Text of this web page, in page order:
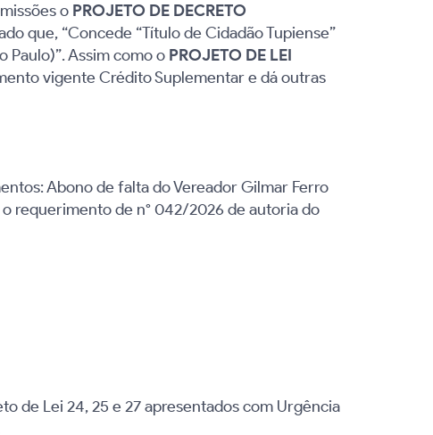
o PROJETO DE DECRETO
que, “Concede “Título de Cidadão Tupiense”
Paulo)”. Assim como o PROJETO DE LEI
vigente Crédito Suplementar e dá outras
Abono de falta do Vereador Gilmar Ferro
requerimento de n°042/2026 de autoria do
de Lei 24, 25 e 27 apresentados com Urgência